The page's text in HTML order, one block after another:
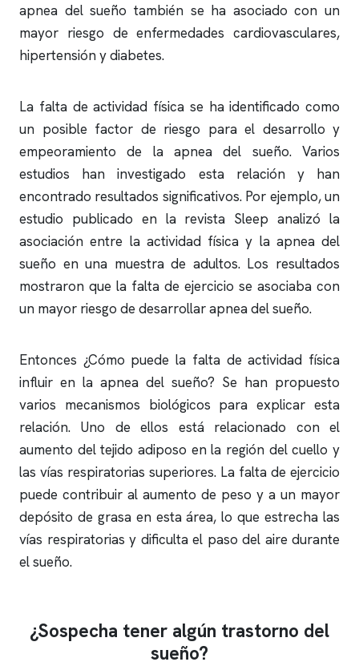
apnea del sueño también se ha asociado con un
mayor riesgo de enfermedades cardiovasculares,
hipertensión y diabetes.
La falta de actividad física se ha identificado como
un posible factor de riesgo para el desarrollo y
empeoramiento de la apnea del sueño. Varios
estudios han investigado esta relación y han
encontrado resultados significativos. Por ejemplo, un
estudio publicado en la revista Sleep analizó la
asociación entre la actividad física y la apnea del
sueño en una muestra de adultos. Los resultados
mostraron que la falta de ejercicio se asociaba con
un mayor riesgo de desarrollarapnea del sueño.
Entonces ¿Cómo puede la falta de actividad física
influir en la apnea del sueño? Se han propuesto
varios mecanismos biológicos para explicar esta
relación. Uno de ellos está relacionado con el
aumento del tejido adiposo en la región del cuello y
las vías respiratorias superiores. La falta de ejercicio
puede contribuir al aumento de peso y a un mayor
depósito de grasa en esta área, lo que estrecha las
vías respiratorias y dificulta el paso del aire durante
el sueño.
¿Sospecha tener algún trastorno del
sueño?